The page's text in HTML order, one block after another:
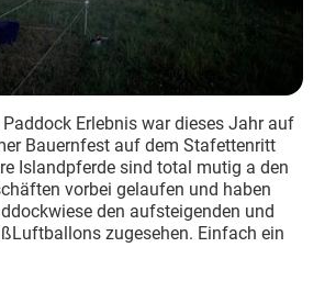
Ideal für
Enthält 19% MwSt.
zzgl.
Erlebnis war dieses Jahr auf
Bauernfest auf dem Stafettenritt
Islandpferde sind total mutig a den
vorbei gelaufen und haben
den aufsteigenden und
zugesehen. Einfach ein